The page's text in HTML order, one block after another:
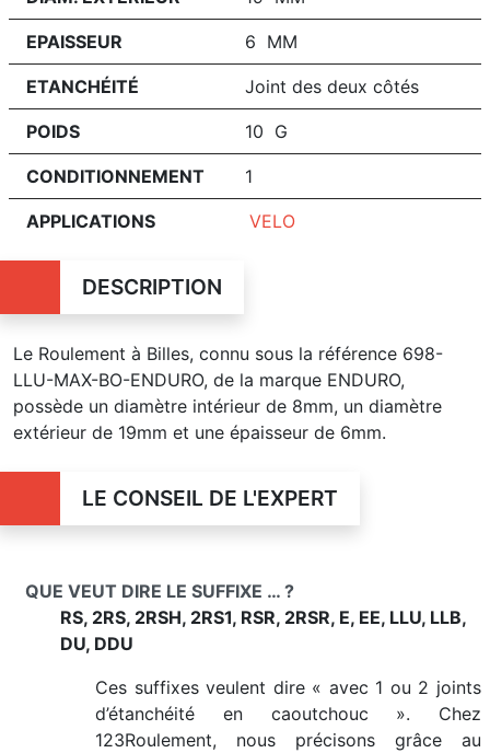
EPAISSEUR 6 MM
ETANCHÉITÉ Joint des deux côtés
POIDS 10 G
CONDITIONNEMENT 1
APPLICATIONS VELO
DESCRIPTION
Le Roulement à Billes, connu sous la référence 698-
LLU-MAX-BO-ENDURO, de la marque ENDURO,
possède un diamètre intérieur de 8mm, un diamètre
extérieur de 19mm et une épaisseur de 6mm.
LE CONSEIL DE L'EXPERT
QUE VEUT DIRE LE SUFFIXE … ?
RS, 2RS, 2RSH, 2RS1, RSR, 2RSR, E, EE, LLU, LLB,
DU, DDU
Ces suffixes veulent dire « avec 1 ou 2 joints
d’étanchéité en caoutchouc ». Chez
123Roulement, nous précisons grâce au